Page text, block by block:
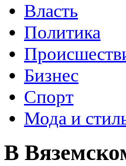
Власть
Политика
Бизнес
Спорт
Мода и
В